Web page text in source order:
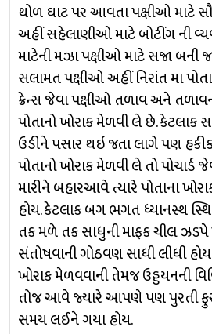
થોળ ઘાટ પર આવતા પક્ષીઓ માટે
અહીં સહેલાણીઓ માટે બોટીંગ ની
માટેની મઝા પક્ષીઓ માટે સજા
સલામત પક્ષીઓ અહીં નિરાંત મા
ક્રેન્સ જેવા પક્ષીઓ તળાવ અને
પોતાનો ખોરાક મેળવી લે છે. કેટલાક
ઉડીને પસાર થઇ જતા લાગે પણ
પોતાનો ખોરાક મેળવી લે તો પોચાર્ડ
મારીને બહારઆવે ત્યારે પોતાના
હોય. કેટલાક બગ ભગત ધ્યાનસ્થ
તક મળે તક સાધુની માફક ચીલ ઝડપે
સંતોષવાની ગોઠવણ સાધી લીધી
ખોરાક મેળવવાની તેમજ ઉડ્ડયનની
તોજ આવે જ્યારે આપણે પણ પુરતી
સમય લઈને ગયા હોય.